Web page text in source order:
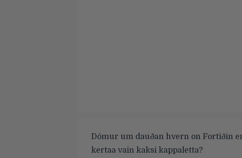
Dómur um dauðan hvern on Fortiðin
kertaa vain kaksi kappaletta?